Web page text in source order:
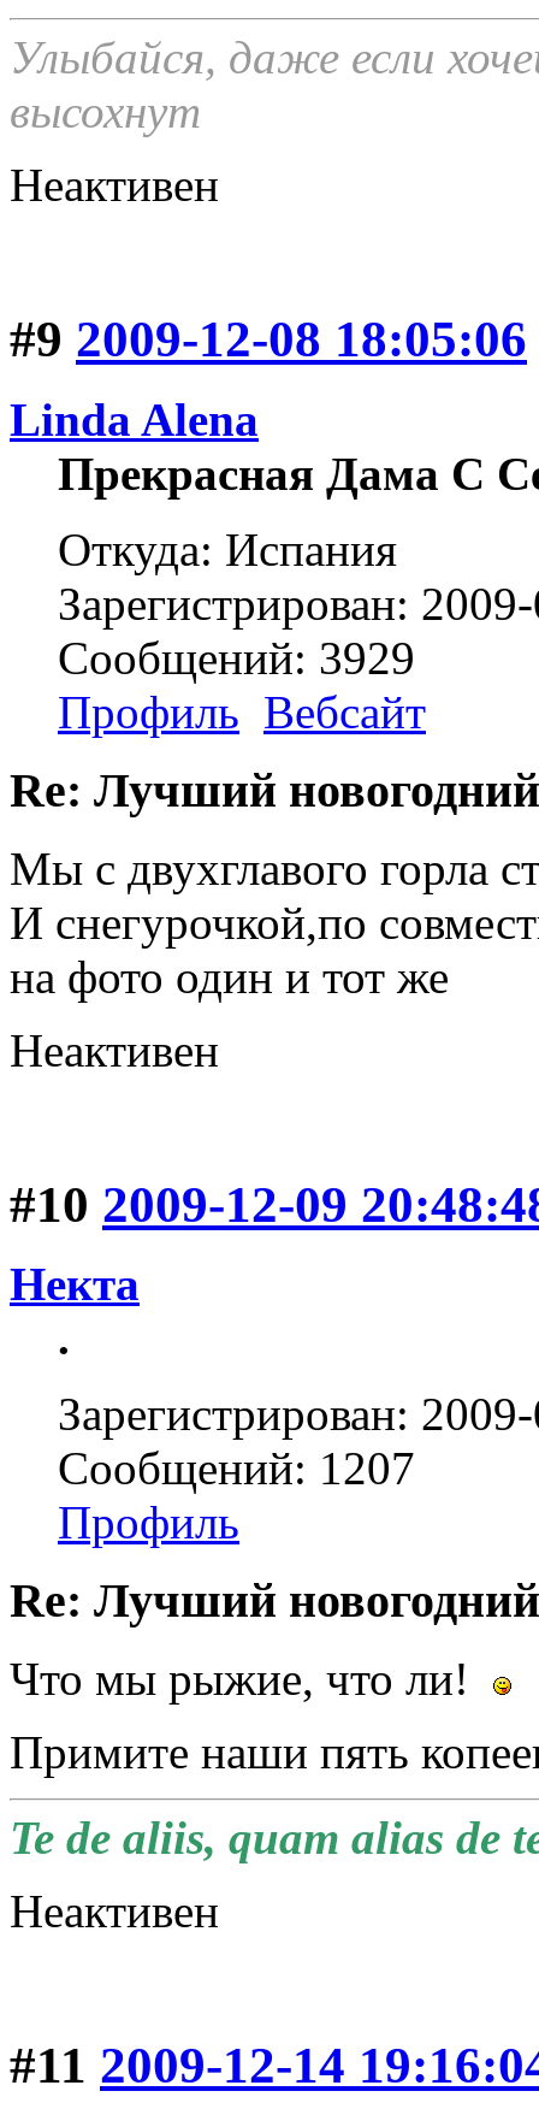
Улыбайся, даже если
высохнут
Неактивен
#9 2009-12-08 18:05:06
Linda Alena
Прекрасная Дама С
Откуда: Испания
Зарегистрирован:
Сообщений: 3929
Профиль Вебсайт
Re: Лучший
Мы с двухглавого горла
И снегурочкой,по
на фото один и тот же
Неактивен
#10 2009-12-09
Некта
.
Зарегистрирован:
Сообщений: 1207
Профиль
Re: Лучший
Что мы рыжие, что ли!
Примите наши пять
Te de aliis, quam alias de
Неактивен
#11 2009-12-14